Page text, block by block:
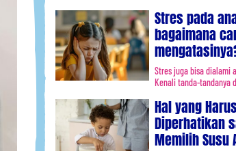
Stres pada
bagaimana
Stres juga bisa dialami
Kenali tanda-tandanya
Hal yang Harus
Diperhatikan
Memilih Susu